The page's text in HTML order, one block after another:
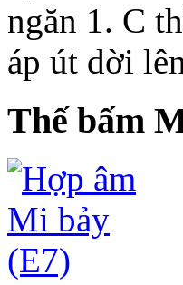
ngăn 1. C
áp út dời
Thế bấm